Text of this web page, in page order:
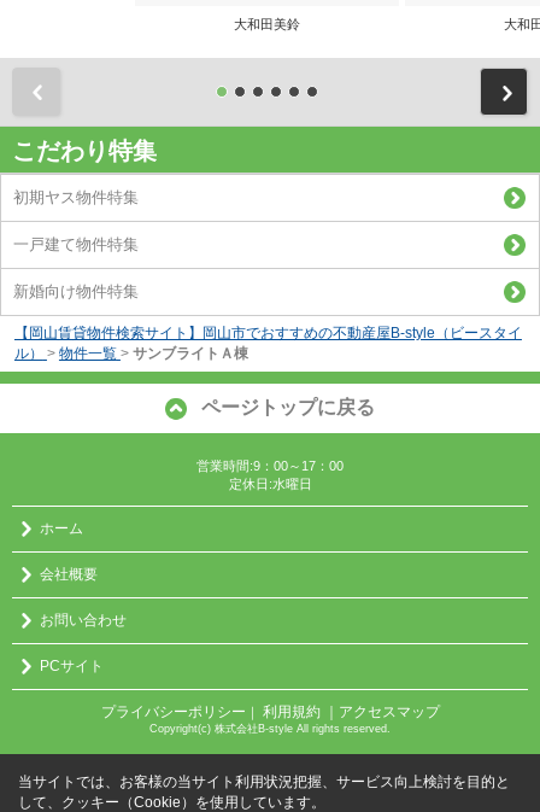
大和田美鈴 大和
こだわり特集
初期ヤス物件特集
一戸建て物件特集
新婚向け物件特集
【岡山賃貸物件検索サイト】岡山市でおすすめの不動産屋B-style（ビースタイ
ル）
> 物件一覧 > サンブライトＡ棟
ページトップに戻る
営業時間:9：00～17：00
定休日:水曜日
ホーム
会社概要
お問い合わせ
PCサイト
プライバシーポリシー 利用規約 ｜アクセスマップ
Copyright(c) 株式会社B-style All rights reserved.
当サイトでは、お客様の当サイト利用状況把握、サービス向上検討を目的と
して、クッキー（Cookie）を使用しています。